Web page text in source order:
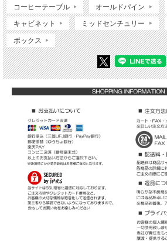
コーヒーテーブル オールドパイン
キャビネット ミッドセンチュリー
ボックス